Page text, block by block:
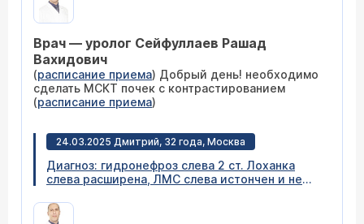
Врачей проходил, вроде все нормально.
убрался, этот гидронефроз или нет?
Врач — уролог Сейфуллаев Рашад
Вахидович
(расписание приема) Добрый день! необходимо
сделать МСКТ почек с контрастированием
(расписание приема)
24.03.2025 Дмитрий, 32 года, Москва
Диагноз: гидронефроз слева 2 ст. Лоханка
слева расширена, ЛМС слева истончен и не
пластика гидронефроза. На июнь 2024: Узи
левой почки: полостная система расширена за